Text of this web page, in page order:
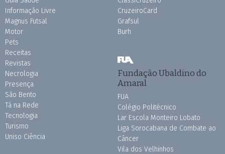
Informação Livre
Magnus Futsal
Motor
Pets
Receitas
Revistas
Necrologia
Presença
São Bento
Tá na Rede
Tecnologia
Turismo
Uniso Ciência
CruzeiroCard
Grafsul
Burh
Fundação Ubaldino do
Amaral
FUA
Colégio Politécnico
Lar Escola Monteiro Lobato
Liga Sorocabana de Combate ao
Câncer
Vila dos Velhinhos